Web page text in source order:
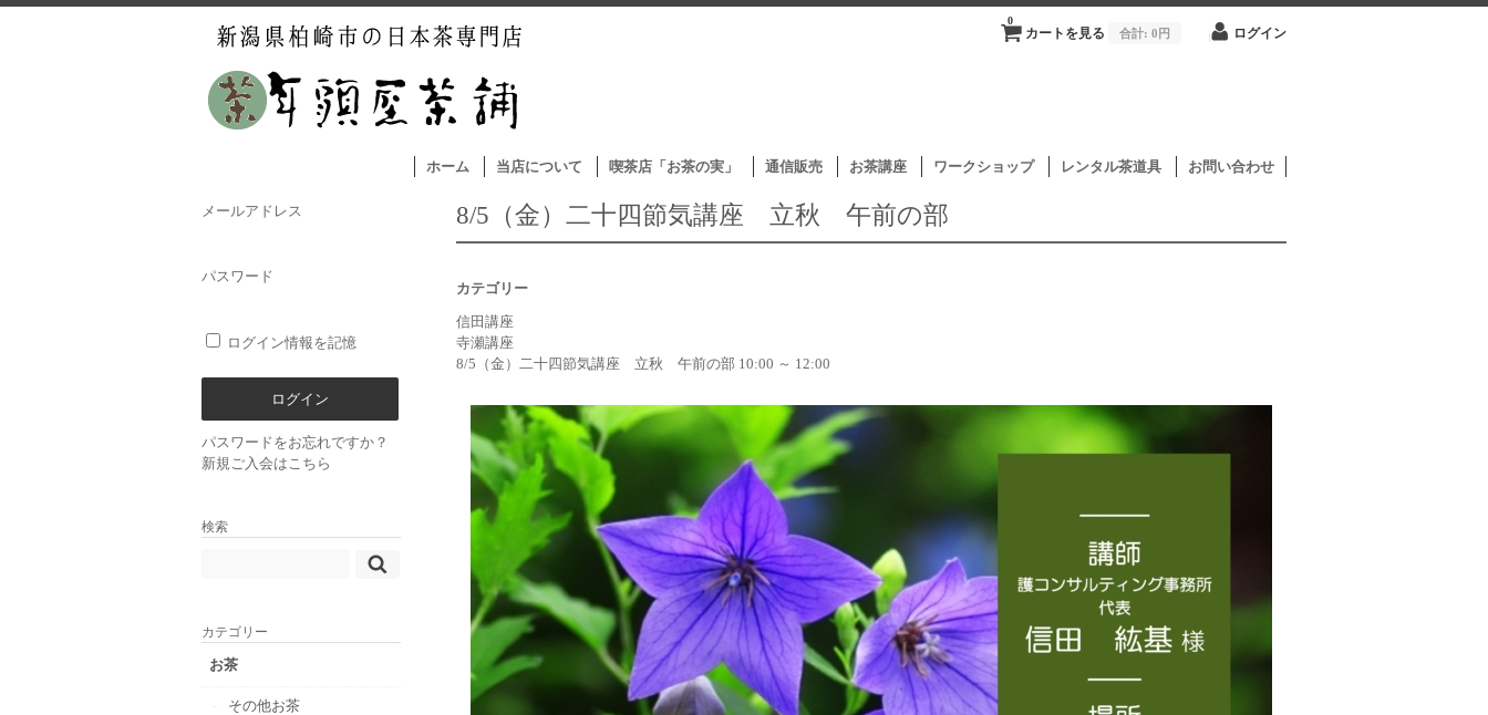
カートを見る
0
合計: 0円 ログイン
ホーム 当店について 喫茶店「お茶の実」 通信販売 お茶講座 ワークショップ レンタル茶道具 お問い合わせ
8/5（金）二十四節気講座 立秋 午前の部
カテゴリー
信田講座
寺瀬講座
8/5（金）二十四節気講座 立秋 午前の部 10:00 ～ 12:00
メールアドレス
パスワード
ログイン情報を記憶
パスワードをお忘れですか？
新規ご入会はこちら
検索
カテゴリー
お茶
その他お茶